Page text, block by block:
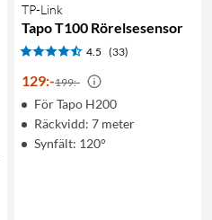
TP-Link
Tapo T100 Rörelsesensor
4.5 (33)
129:-199:-
För Tapo H200
Räckvidd: 7 meter
Synfält: 120°